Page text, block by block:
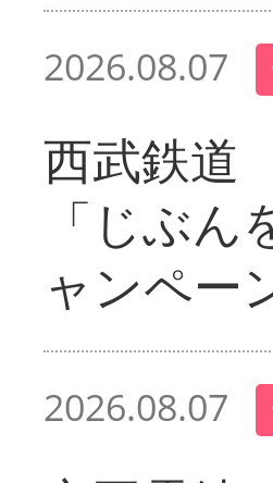
2026.08.07
西武鉄道
「じぶ
ャンペー
2026.08.07